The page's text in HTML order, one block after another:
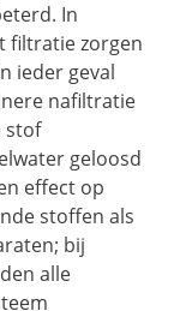
In
filtratie zorgen
ieder geval
nafiltratie
stof
geloosd
effect op
stoffen als
bij
alle